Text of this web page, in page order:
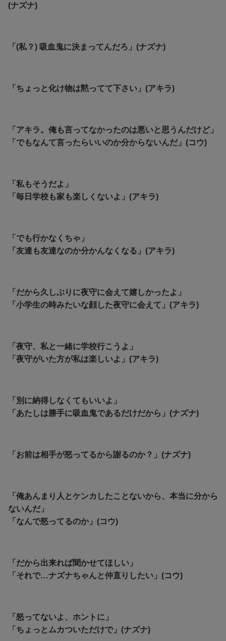
(ナズナ)
「(私？) 吸血鬼に決まってんだろ」(ナズナ)
「ちょっと化け物は黙ってて下さい」(アキラ)
「アキラ。俺も言ってなかったのは悪いと思うんだけど」
「でもなんて言ったらいいのか分からないんだ」(コウ)
「私もそうだよ」
「毎日学校も家も楽しくないよ」(アキラ)
「でも行かなくちゃ」
「友達も友達なのか分かんなくなる」(アキラ)
「だから久しぶりに夜守に会えて嬉しかったよ」
「小学生の時みたいな顔した夜守に会えて」(アキラ)
「夜守、私と一緒に学校行こうよ」
「夜守がいた方が私は楽しいよ」(アキラ)
「別に納得しなくてもいいよ」
「あたしは勝手に吸血鬼であるだけだから」(ナズナ)
「お前は相手が怒ってるから謝るのか？」(ナズナ)
「俺あんまり人とケンカしたことないから、本当に分から
ないんだ」
「なんで怒ってるのか」(コウ)
「だから出来れば聞かせてほしい」
「それで…ナズナちゃんと仲直りしたい」(コウ)
「怒ってないよ、ホントに」
「ちょっとムカついただけで」(ナズナ)